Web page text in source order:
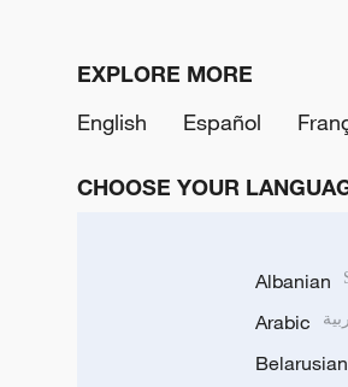
EXPLORE MORE
English
Español
CHOOSE YOUR
Albanian
Arabic
Belarusian